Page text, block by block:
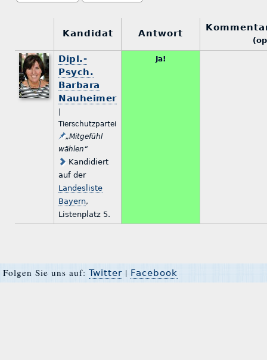
Kandidat Antwort
Dipl.-
Psych.
Barbara
Nauheimer
Tierschutzpartei
„Mitgefühl
wählen“
Kandidiert
auf der
Landesliste
Bayern,
Listenplatz 5.
Ja!
Folgen Sie uns auf: Twitter | Facebook